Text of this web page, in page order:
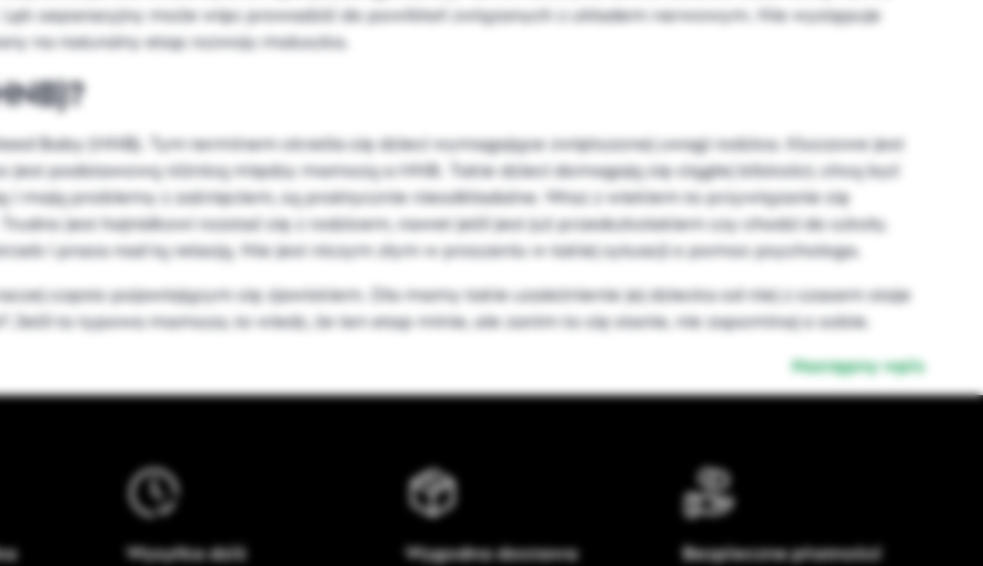
separacyjny może więc prowadzić do powikłań związanych z układem nerwowym. Nie występuje
na naturalny etap rozwoju maluszka.
Baby (HNB). Tym terminem określa się dzieci wymagające zwiększonej uwagi rodzica. Kluczowe jest
jest podstawową różnicą między mamozą a HNB. Takie dzieci domagają się ciągłej bliskości, chcą być
mają problemy z zaśnięciem, są praktycznie nieodkładalne. Wraz z wiekiem to przywiązanie się
jest hajnidkowi rozstać się z rodzicem, nawet jeśli jest już przedszkolakiem czy chodzi do szkoły.
i praca nad tą relacją. Nie jest niczym złym w proszeniu w takiej sytuacji o pomoc psychologa.
często pojawiającym się zjawiskiem. Dla mamy takie uzależnienie jej dziecka od niej z czasem staje
Jeśli to typowa mamoza, to wiedz, że ten etap minie, ale zanim to się stanie, nie zapominaj o sobie.
Następny wpis
Wysyłka dziś Wygodna dostawa Bezpieczne płatności